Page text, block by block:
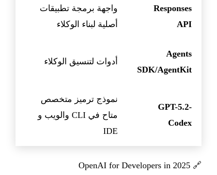
Responses
API
واجهة برمجة تطبيقات
أصلية لبناء الوكلاء
Agents
SDK/AgentKit
أدوات لتنسيق الوكلاء
GPT-5.2-
Codex
نموذج ترميز متخصص
متاح في CLI والويب و
IDE
🔗
OpenAI for Developers in 2025